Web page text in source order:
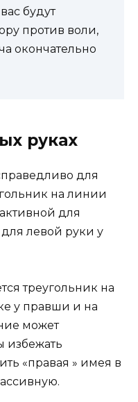
будут
против воли,
окончательно
руках
для
на линии
для
левой руки у
треугольник на
у правши и на
может
избежать
«правая » имея в